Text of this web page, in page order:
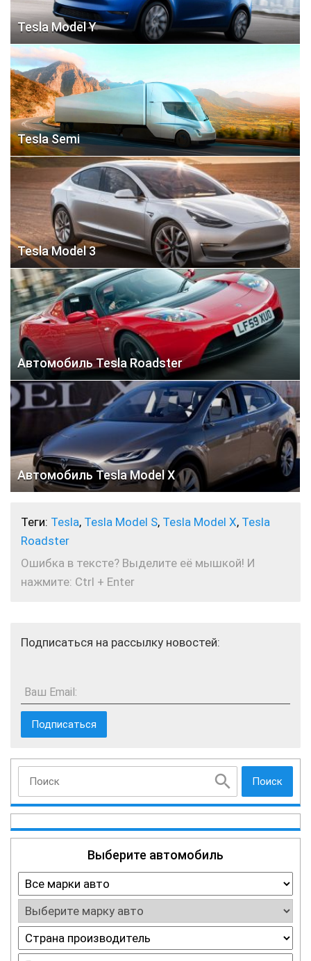
Поиск
Выберите автомобиль
Tesla Model Y
Tesla Semi
Tesla Model 3
Автомобиль Tesla Roadster
Автомобиль Tesla Model X
Теги: Tesla, Tesla Model S, Tesla Model X, Tesla
Roadster
Ошибка в тексте? Выделите её мышкой! И
нажмите: Ctrl + Enter
Подписаться на рассылку новостей:
Ваш Email: